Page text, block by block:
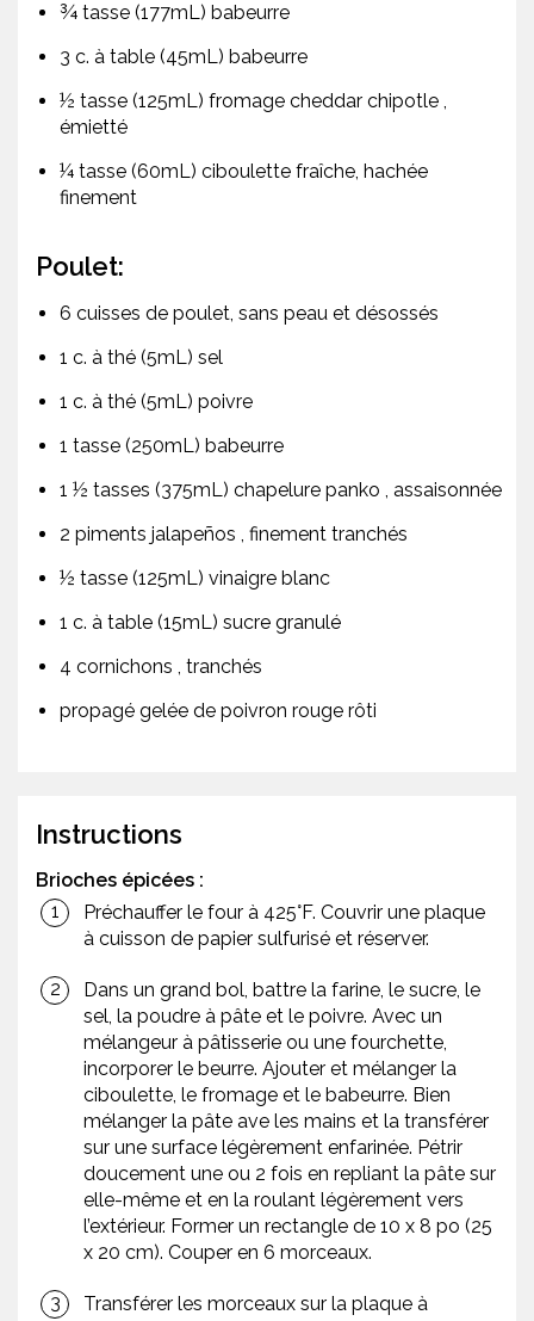
¾ tasse (177mL) babeurre
3 c. à table (45mL) babeurre
½ tasse (125mL) fromage cheddar chipotle ,
émietté
¼ tasse (60mL) ciboulette fraîche, hachée
finement
Poulet:
6 cuisses de poulet, sans peau et désossés
1 c. à thé (5mL) sel
1 c. à thé (5mL) poivre
1 tasse (250mL) babeurre
1 ½ tasses (375mL) chapelure panko , assaisonnée
2 piments jalapeños , finement tranchés
½ tasse (125mL) vinaigre blanc
1 c. à table (15mL) sucre granulé
4 cornichons , tranchés
propagé gelée de poivron rouge rôti
Instructions
Brioches épicées :
Préchauffer le four à 425°F. Couvrir une plaque
à cuisson de papier sulfurisé et réserver.
Dans un grand bol, battre la farine, le sucre, le
sel, la poudre à pâte et le poivre. Avec un
mélangeur à pâtisserie ou une fourchette,
incorporer le beurre. Ajouter et mélanger la
ciboulette, le fromage et le babeurre. Bien
mélanger la pâte ave les mains et la transférer
sur une surface légèrement enfarinée. Pétrir
doucement une ou 2 fois en repliant la pâte sur
elle-même et en la roulant légèrement vers
l’extérieur. Former un rectangle de 10 x 8 po (25
x 20 cm). Couper en 6 morceaux.
Transférer les morceaux sur la plaque à